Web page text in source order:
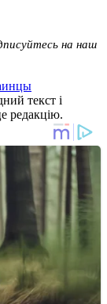
на наш
текст і
редакцію.